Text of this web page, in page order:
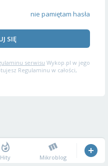
nie pamiętam hasła
SIĘ
serwisu Wykop.pl w jego
Regulaminu w całości,
Hity Mikroblog